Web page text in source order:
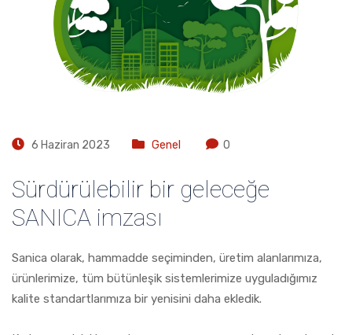
6 Haziran 2023 Genel 0
Sürdürülebilir bir geleceğe
SANICA imzası
Sanica olarak, hammadde seçiminden, üretim alanlarımıza,
ürünlerimize, tüm bütünleşik sistemlerimize uyguladığımız
kalite standartlarımıza bir yenisini daha ekledik.